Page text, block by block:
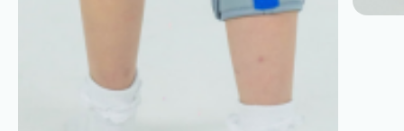
vătămări permanente.
Înainte de fiecare utilizare, verificați orteza pentru
orice deteriorare vizibilă, cum ar fi cusături slăbite
sau deformări, și încetați utilizarea dacă observați
nereguli. Produsul trebuie aplicat pe pielea curată.